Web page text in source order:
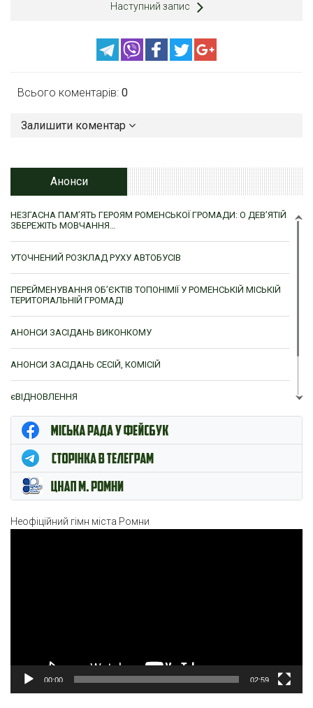
Наступний запис
Всього коментарів: 0
Залишити коментар
Анонси
НЕЗГАСНА ПАМ’ЯТЬ ГЕРОЯМ РОМЕНСЬКОЇ ГРОМАДИ: О ДЕВ’ЯТІЙ
ЗБЕРЕЖІТЬ МОВЧАННЯ…
УТОЧНЕНИЙ РОЗКЛАД РУХУ АВТОБУСІВ
ПЕРЕЙМЕНУВАННЯ ОБ’ЄКТІВ ТОПОНІМІЇ У РОМЕНСЬКІЙ МІСЬКІЙ
ТЕРИТОРІАЛЬНІЙ ГРОМАДІ
АНОНСИ ЗАСІДАНЬ ВИКОНКОМУ
АНОНСИ ЗАСІДАНЬ СЕСІЙ, КОМІСІЙ
єВІДНОВЛЕННЯ
ЦНАП м. Ромни
Неофіційний гімн міста Ромни
00:00 02:59